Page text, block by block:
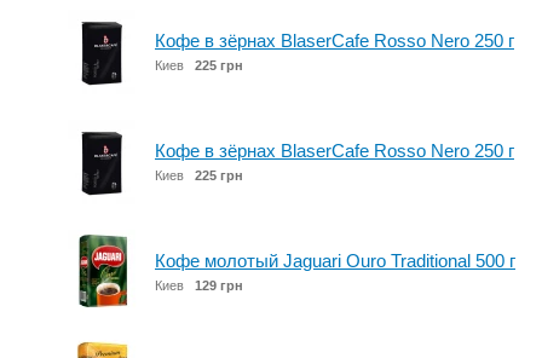
Кофе в зёрнах BlaserCafe Rosso Nero 250 г
Киев 225 грн
Кофе в зёрнах BlaserCafe Rosso Nero 250 г
Киев 225 грн
Кофе молотый Jaguari Ouro Traditional 500 г
Киев 129 грн